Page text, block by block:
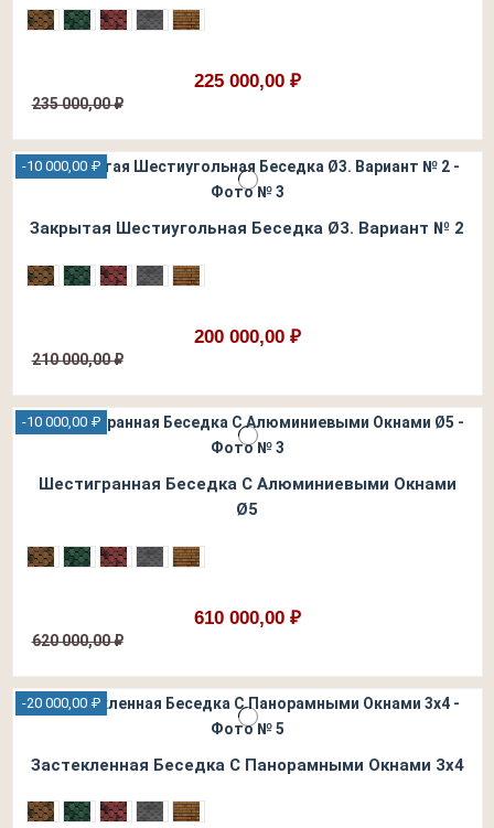
225 000,00 ₽
235 000,00 ₽
-10 000,00 ₽
Закрытая Шестиугольная Беседка Ø3. Вариант № 2
200 000,00 ₽
210 000,00 ₽
-10 000,00 ₽
Шестигранная Беседка С Алюминиевыми Окнами
Ø5
610 000,00 ₽
620 000,00 ₽
-20 000,00 ₽
Застекленная Беседка С Панорамными Окнами 3х4